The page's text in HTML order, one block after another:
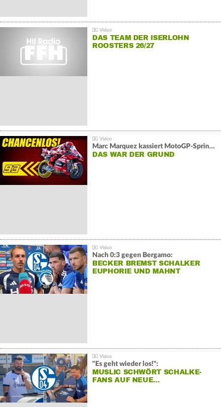
DAS TEAM DER ISERLOHN
ROOSTERS 26/27
Marc Marquez kassiert MotoGP-Sprint-Schlappe:
DAS WAR DER GRUND
Nach 0:3 gegen Bergamo:
BECKER BREMST SCHALKER
EUPHORIE UND MAHNT
"Es geht wieder los!":
MUSLIC SCHWÖRT SCHALKE-
FANS AUF NEUE…